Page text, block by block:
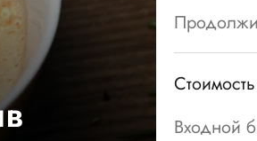
Стоимость
Входной